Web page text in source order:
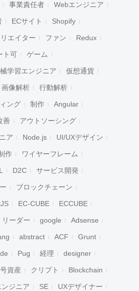
事業責任者 Webエンジニア
ECサイト Shopify
エイター ファン Redux
ト可 ゲーム
学習エンジニア 仮想通貨
画像解析 行動解析
ング 制作 Angular
善 アウトソーシング
ア Node.js UI/UXデザイン
作 ワイヤーフレーム
D2C サービス開発
ブロックチェーン
EC-CUBE ECCUBE
リーダー google Adsense
abstract ACF Grunt
Pug 経理 designer
資産 クリプト Blockchain
ジニア SE UXデザイナー